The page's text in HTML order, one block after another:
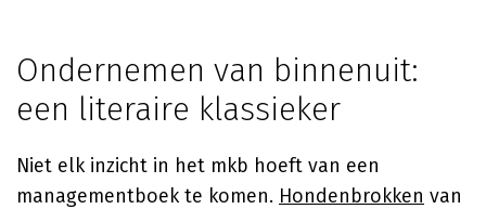
Ondernemen van binnenuit:
een literaire klassieker
Niet elk inzicht in het mkb hoeft van een
managementboek te komen. Hondenbrokken van